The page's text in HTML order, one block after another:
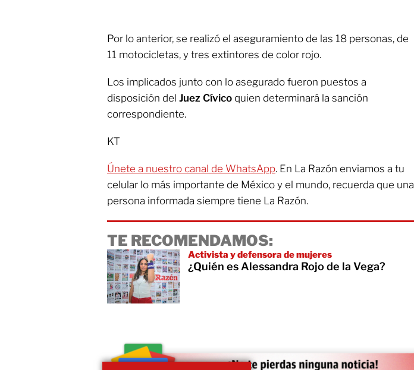
Por lo anterior, se realizó el aseguramiento de las 18 personas, de
11 motocicletas, y tres extintores de color rojo.
Los implicados junto con lo asegurado fueron puestos a
disposición del Juez Cívico quien determinará la sanción
correspondiente.
KT
Únete a nuestro canal de WhatsApp. En La Razón enviamos a tu
celular lo más importante de México y el mundo, recuerda que una
persona informada siempre tiene La Razón.
TE RECOMENDAMOS:
Activista y defensora de mujeres
¿Quién es Alessandra Rojo de la Vega?